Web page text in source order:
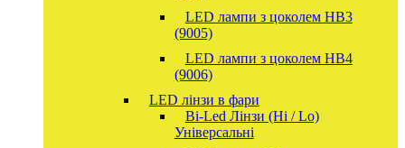
LED лампи з цоколем HB3
(9005)
LED лампи з цоколем HB4
(9006)
LED лінзи в фари
Bi-Led Лінзи (Hi / Lo)
Універсальні